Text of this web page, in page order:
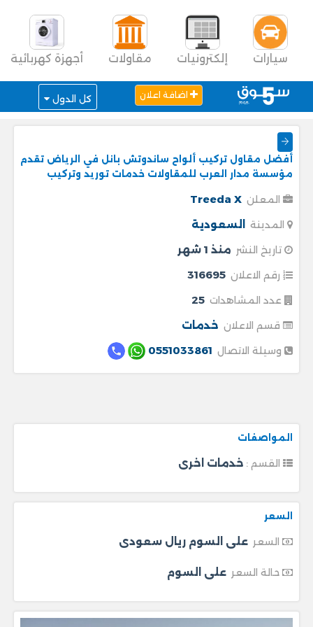
سيارات إلكترونيات مقاولات أجهزة كهربائية
اضافة اعلان كل الدول
أفضل مقاول تركيب ألواح ساندوتش بانل في الرياض تقدم
مؤسسة مدار العرب للمقاولات خدمات توريد وتركيب
المعلن Treeda X
المدينة السعودية
تاريخ النشر منذ 1 شهر
رقم الاعلان 316695
عدد المشاهدات 25
قسم الاعلان خدمات
وسيلة الاتصال 0551033861
المواصفات
خدمات اخرى
السعر
السعر على السوم ريال سعودى
حالة السعر على السوم